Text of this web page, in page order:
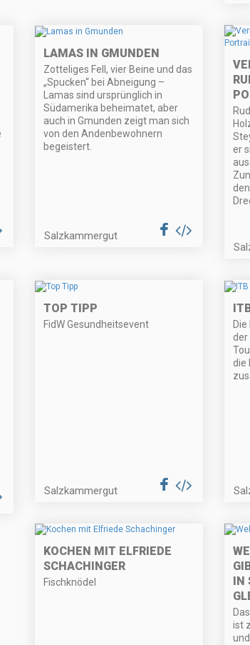
LAMAS IN GMUNDEN
Zotteliges Fell, vier Beine und das
„Spucken“ bei Abneigung –
Lamas sind ursprünglich in
Südamerika beheimatet, aber
auch in Gmunden zeigt man sich
von den Andenbewohnern
begeistert.
Salzkammergut
er
TOP TIPP
FidW Gesundheitsevent
Salzkammergut
die
KOCHEN MIT ELFRIEDE
SCHACHINGER
Fischknödel
IN
ist